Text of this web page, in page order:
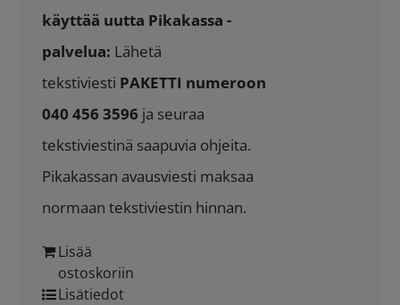
käyttää uutta Pikakassa -
palvelua: Lähetä
tekstiviesti PAKETTI numeroon
040 456 3596 ja seuraa
tekstiviestinä saapuvia ohjeita.
Pikakassan avausviesti maksaa
normaan tekstiviestin hinnan.
Lisää
ostoskoriin
Lisätiedot